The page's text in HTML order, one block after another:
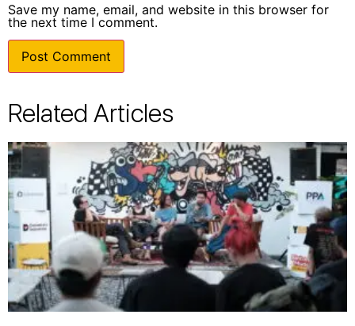
Save my name, email, and website in this browser for
the next time I comment.
Related Articles